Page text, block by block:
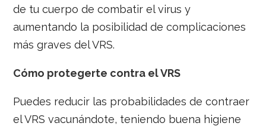
de tu cuerpo de combatir el virus y
aumentando la posibilidad de complicaciones
más graves del VRS.
Cómo protegerte contra el VRS
Puedes reducir las probabilidades de contraer
el VRS vacunándote, teniendo buena higiene